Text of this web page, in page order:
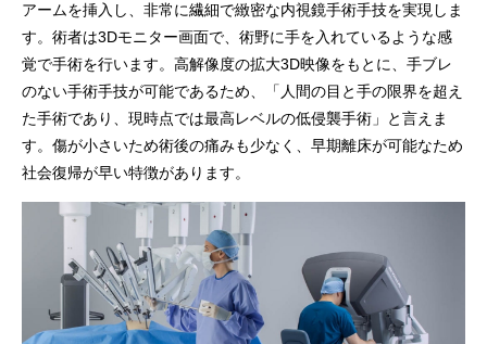
アームを挿入し、非常に繊細で緻密な内視鏡手術手技を実現しま
す。術者は3Dモニター画面で、術野に手を入れているような感
覚で手術を行います。高解像度の拡大3D映像をもとに、手ブレ
のない手術手技が可能であるため、「人間の目と手の限界を超え
た手術であり、現時点では最高レベルの低侵襲手術」と言えま
す。傷が小さいため術後の痛みも少なく、早期離床が可能なため
社会復帰が早い特徴があります。